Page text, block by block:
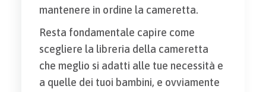
mantenere in ordine la cameretta.
Resta fondamentale capire come
scegliere la libreria della cameretta
che meglio si adatti alle tue necessità e
a quelle dei tuoi bambini, e ovviamente